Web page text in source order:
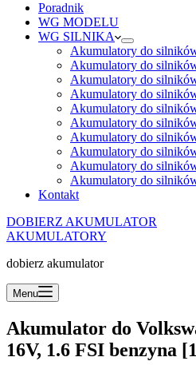
Poradnik
WG MODELU
WG SILNIKA
Akumulatory do
Akumulatory do
Akumulatory do
Akumulatory do
Akumulatory do
Akumulatory do
Akumulatory do
Akumulatory do
Akumulatory do
Akumulatory do
Kontakt
DOBIERZ AKUMULATOR
AKUMULATORY
dobierz akumulator
Menu
Akumulator do
16V, 1.6 FSI benzyna